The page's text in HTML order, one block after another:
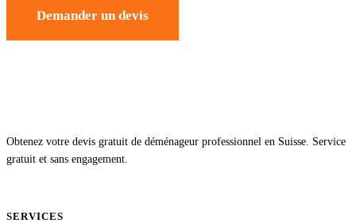
Demander un devis
Obtenez votre devis gratuit de déménageur professionnel en Suisse. Service
gratuit et sans engagement.
SERVICES